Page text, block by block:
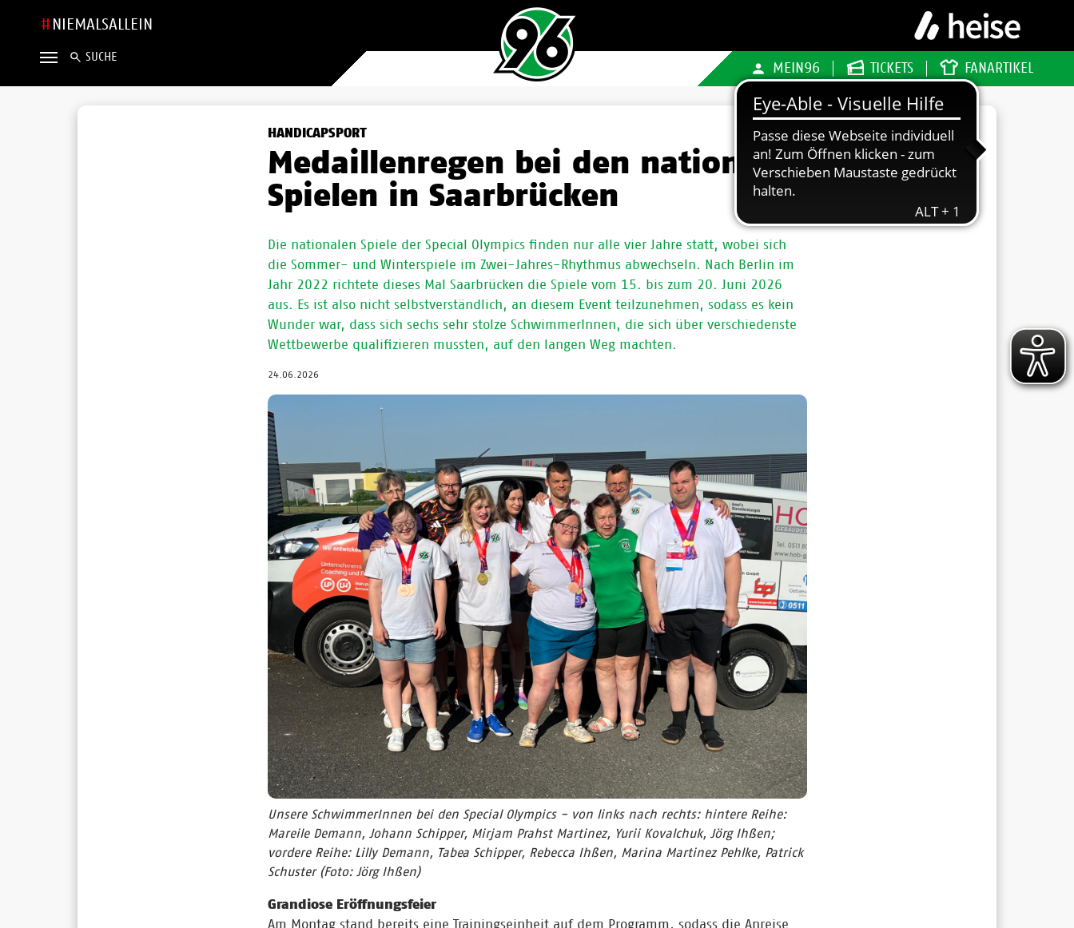
NIEMALSALLEIN
SUCHE
MEIN96 TICKETS FANARTIKEL
HANDICAPSPORT
Medaillenregen bei den nationalen
Spielen in Saarbrücken
Die nationalen Spiele der Special Olympics finden nur alle vier Jahre statt, wobei sich
die Sommer- und Winterspiele im Zwei-Jahres-Rhythmus abwechseln. Nach Berlin im
Jahr 2022 richtete dieses Mal Saarbrücken die Spiele vom 15. bis zum 20. Juni 2026
aus. Es ist also nicht selbstverständlich, an diesem Event teilzunehmen, sodass es kein
Wunder war, dass sich sechs sehr stolze SchwimmerInnen, die sich über verschiedenste
Wettbewerbe qualifizieren mussten, auf den langen Weg machten.
24.06.2026
Unsere SchwimmerInnen bei den Special Olympics - von links nach rechts: hintere Reihe:
Mareile Demann, Johann Schipper, Mirjam Prahst Martinez, Yurii Kovalchuk, Jörg Ihßen;
vordere Reihe: Lilly Demann, Tabea Schipper, Rebecca Ihßen, Marina Martinez Pehlke, Patrick
Schuster (Foto: Jörg Ihßen)
Grandiose Eröffnungsfeier
Am Montag stand bereits eine Trainingseinheit auf dem Programm, sodass die Anreise